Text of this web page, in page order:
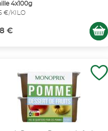
4x100g
€/KILO
€